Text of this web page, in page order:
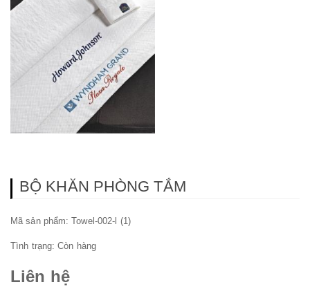
BỘ KHĂN PHÒNG TẮM
Mã sản phẩm: Towel-002-l (1)
Tình trạng:Còn hàng
Liên hệ